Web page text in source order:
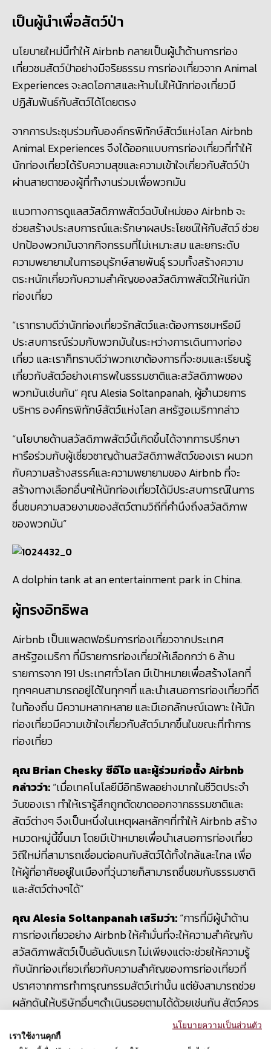
เป็นผู้นำเพื่อสัตว์ป่า
นโยบายใหม่นี้ทำให้ Airbnb กลายเป็นผู้นำด้านการท่อง
เที่ยวชมสัตว์ป่าอย่างมีจริยธรรม การท่องเที่ยวจาก Animal
Experiences จะลดโอกาสและห้ามไม่ให้นักท่องเที่ยวมี
ปฏิสัมพันธ์กับสัตว์ได้โดยตรง
จากการประชุมร่วมกับองค์กรพิทักษ์สัตว์แห่งโลก Airbnb
Animal Experiences จึงได้ออกแบบการท่องเที่ยวที่ทำให้
นักท่องเที่ยวได้รับความสุขและความเข้าใจเกี่ยวกับสัตว์ป่า
ผ่านสายตาของผู้ที่ทำงานร่วมเพื่อพวกมัน
แนวทางการดูแลสวัสดิภาพสัตว์ฉบับใหม่ของ Airbnb จะ
ช่วยสร้างประสบการณ์และรักษาผลประโยชน์ให้กับสัตว์ ช่วย
ปกป้องพวกมันจากกิจกรรมที่ไม่เหมาะสม และยกระดับ
ความพยายามในการอนุรักษ์สายพันธุ์ รวมทั้งสร้างความ
ตระหนักเกี่ยวกับความสำคัญของสวัสดิภาพสัตว์ให้แก่นัก
ท่องเที่ยว
“เราทราบดีว่านักท่องเที่ยวรักสัตว์และต้องการชมหรือมี
ประสบการณ์ร่วมกับพวกมันในระหว่างการเดินทางท่อง
เที่ยว และเราก็ทราบดีว่าพวกเขาต้องการที่จะชมและเรียนรู้
เกี่ยวกับสัตว์อย่างเคารพในธรรมชาติและสวัสดิภาพของ
พวกมันเช่นกัน” คุณ Alesia Soltanpanah, ผู้อำนวยการ
บริหาร องค์กรพิทักษ์สัตว์แห่งโลก สหรัฐอเมริกากล่าว
“นโยบายด้านสวัสดิภาพสัตว์นี้เกิดขึ้นได้จากการปรึกษา
หารือร่วมกับผู้เชี่ยวชาญด้านสวัสดิภาพสัตว์ของเรา ผนวก
กับความสร้างสรรค์และความพยายามของ Airbnb ที่จะ
สร้างทางเลือกอื่นๆให้นักท่องเที่ยวได้มีประสบการณ์ในการ
ชื่นชมความสวยงามของสัตว์ตามวิถีที่คำนึงถึงสวัสดิภาพ
ของพวกมัน”
A dolphin tank at an entertainment park in China.
ผู้ทรงอิทธิพล
Airbnb เป็นแพลตฟอร์มการท่องเที่ยวจากประเทศ
สหรัฐอเมริกา ที่มีรายการท่องเที่ยวให้เลือกกว่า 6 ล้าน
รายการจาก 191 ประเทศทั่วโลก มีเป้าหมายเพื่อสร้างโลกที่
ทุกๆคนสามารถอยู่ได้ในทุกๆที่ และนำเสนอการท่องเที่ยวที่ดี
ในท้องถิ่น มีความหลากหลาย และมีเอกลักษณ์เฉพาะ ให้นัก
ท่องเที่ยวมีความเข้าใจเกี่ยวกับสัตว์มากขึ้นในขณะที่ทำการ
ท่องเที่ยว
คุณ Brian Chesky ซีอีโอ และผู้ร่วมก่อตั้ง Airbnb
กล่าวว่า:“เมื่อเทคโนโลยีมีอิทธิพลอย่างมากในชีวิตประจำ
วันของเรา ทำให้เรารู้สึกถูกตัดขาดออกจากธรรมชาติและ
สัตว์ต่างๆ จึงเป็นหนึ่งในเหตุผลหลักๆที่ทำให้ Airbnb สร้าง
หมวดหมู่นี้ขึ้นมา โดยมีเป้าหมายเพื่อนำเสนอการท่องเที่ยว
วิถีใหม่ที่สามารถเชื่อมต่อคนกับสัตว์ได้ทั้งใกล้และไกล เพื่อ
ให้ผู้ที่อาศัยอยู่ในเมืองที่วุ่นวายก็สามารถชื่นชมกับธรรมชาติ
และสัตว์ต่างๆได้”
คุณ Alesia Soltanpanah เสริมว่า:“การที่มีผู้นำด้าน
การท่องเที่ยวอย่าง Airbnb ให้คำมั่นที่จะให้ความสำคัญกับ
สวัสดิภาพสัตว์เป็นอันดับแรก ไม่เพียงแต่จะช่วยให้ความรู้
กับนักท่องเที่ยวเกี่ยวกับความสำคัญของการท่องเที่ยวที่
ปราศจากการทำทารุณกรรมสัตว์เท่านั้น แต่ยังสามารถช่วย
ผลักดันให้บริษัทอื่นๆดำเนินรอยตามได้ด้วยเช่นกัน สัตว์ควร
ได้รับการชื่นชมในคุณค่าตามธรรมชาติของพวกมันและ
สวัสดิภาพของพวกมันควรได้รับการปกป้องตลอดเวลา”
นโยบายความเป็นส่วนตัว
เราใช้งานคุกกี้